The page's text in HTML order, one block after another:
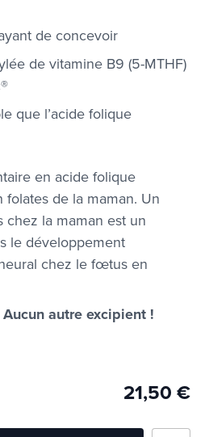
de concevoir
de vitamine B9 (5-MTHF)
que l’acide folique
en acide folique
de la maman. Un
chez la maman est un
le développement
chez le fœtus en
autre excipient !
21,50 €